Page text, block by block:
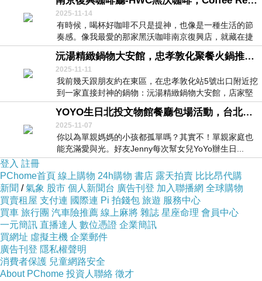
2025-11-14
有時候，喝杯好咖啡不只是提神，也像是一種生活的節
奏感。像我最愛的那家黑沃咖啡南京復興店，就藏在捷
運南...
沅湯精緻鍋物大安館，忠孝敦化聚餐火鍋推薦，黃金Q凍鮮魚雞湯底隱藏吃法，麻油雞湯底季節限定
2025-11-11
我前幾天跟朋友約在東區，在忠孝敦化站5號出口附近挖
到一家直接封神的鍋物：沅湯精緻鍋物大安館，店家堅
持...
YOYO生日北投文物館餐廳包場活動，台北高級日本料理包廂包場生日宴，美到像穿越回昭和年代
2025-11-07
你以為單親媽媽的小孩都孤單嗎？其實不！單親家庭也
能充滿愛與光。好友Jenny每次幫女兒YoYo辦生日...
登入 註冊
PChome首頁 線上購物 24h購物 書店 露天拍賣 比比昂代購
新聞 /氣象 股市 個人新聞台 廣告刊登 加入聯播網 全球購物
買賣租屋 支付連 國際連 Pi 拍錢包 旅遊 服務中心
買車 旅行團 汽車險推薦 線上麻將 雜誌 星座命理 會員中心
一元簡訊 直播達人 數位憑證 企業簡訊
買網址 虛擬主機 企業郵件
廣告刊登 隱私權聲明
消費者保護 兒童網路安全
About PChome 投資人聯絡 徵才